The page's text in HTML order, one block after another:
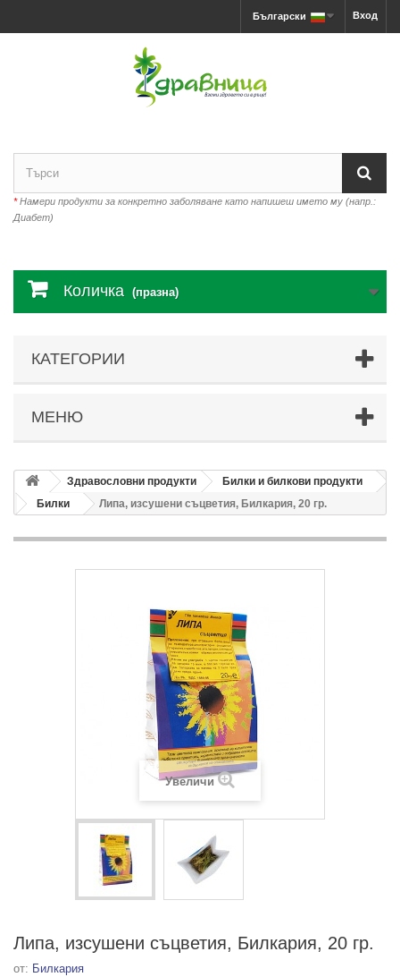
Вход
Български
*Намери продукти за конкретно заболяване като напишеш името му (напр.:
Диабет)
Количка (празна)
КАТЕГОРИИ
МЕНЮ
Здравословни продукти
Билки и билкови продукти
Билки
Липа, изсушени съцветия, Билкария, 20 гр.
Увеличи
Липа, изсушени съцветия, Билкария, 20 гр.
от: Билкария